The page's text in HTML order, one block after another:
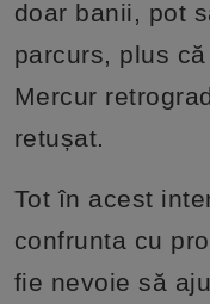
doar banii, pot
parcurs, plus
Mercur
retușat.
Tot în acest
confrunta cu
fie nevoie să